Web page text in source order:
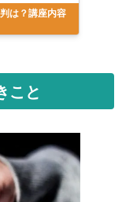
は？講座内容
こと